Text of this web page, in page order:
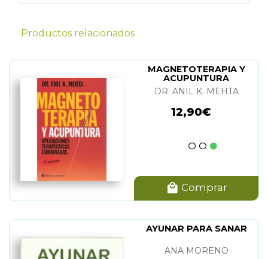
Productos relacionados
MAGNETOTERAPIA Y
ACUPUNTURA
DR. ANIL K. MEHTA
12,90€
Comprar
AYUNAR PARA SANAR
ANA MORENO